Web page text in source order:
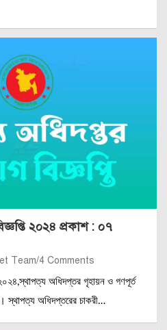
২০২৪ প্রকাশ : ০৭
Team 4 Comments
অধিদপ্তর গৃহায়ন ও গণপূর্ত
স্থাপত্য অধিদপ্তরের চাকরী…